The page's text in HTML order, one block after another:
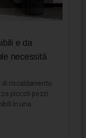
e da
necessità
riscaldamento
piccoli pezzi
in una